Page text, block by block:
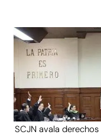
SCJN avala